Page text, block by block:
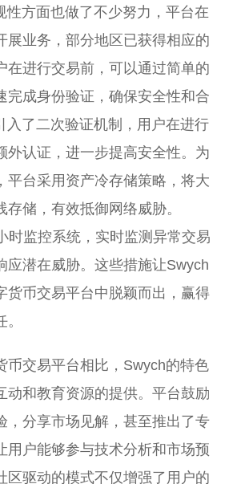
性方面也做了不少努力，平台在
展业务，部分地区已获得相应的
在进行交易前，可以通过简单的
完成身份验证，确保安全性和合
入了二次验证机制，用户在进行
外认证，进一步提高安全性。为
平台采用资产冷存储策略，将大
储，有效抵御网络威胁。
时监控系统，实时监测异常交易
应潜在威胁。这些措施让Swych
货币交易平台中脱颖而出，赢得
币交易平台相比，Swych的特色
动和教育资源的提供。平台鼓励
，分享市场见解，甚至推出了专
用户能够参与技术分析和市场预
区驱动的模式不仅增强了用户的